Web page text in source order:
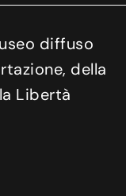
diffuso
della
Libertà